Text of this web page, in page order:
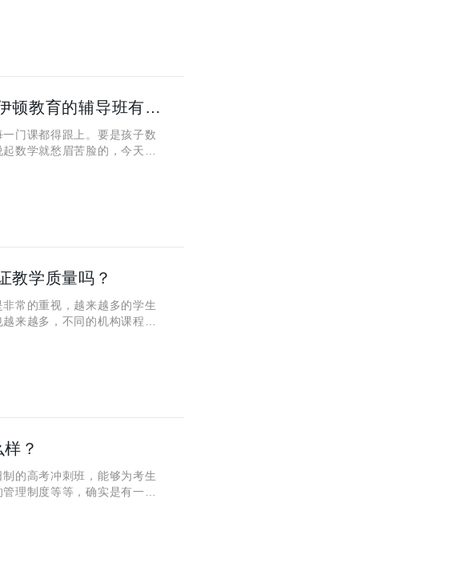
） 2.无
高中数学偏科成绩差怎么办？报咸阳秦学伊顿教育的辅导班有用吗？
门课都得跟上。要是孩子数
数学就愁眉苦脸的，今天小
开始，公式这
教学质量吗？
常的重视，越来越多的学生
来越多，不同的机构课程设
介绍一下。 咸
？
的高考冲刺班，能够为考生
理制度等等，确实是有一定
秦学伊顿有全日制